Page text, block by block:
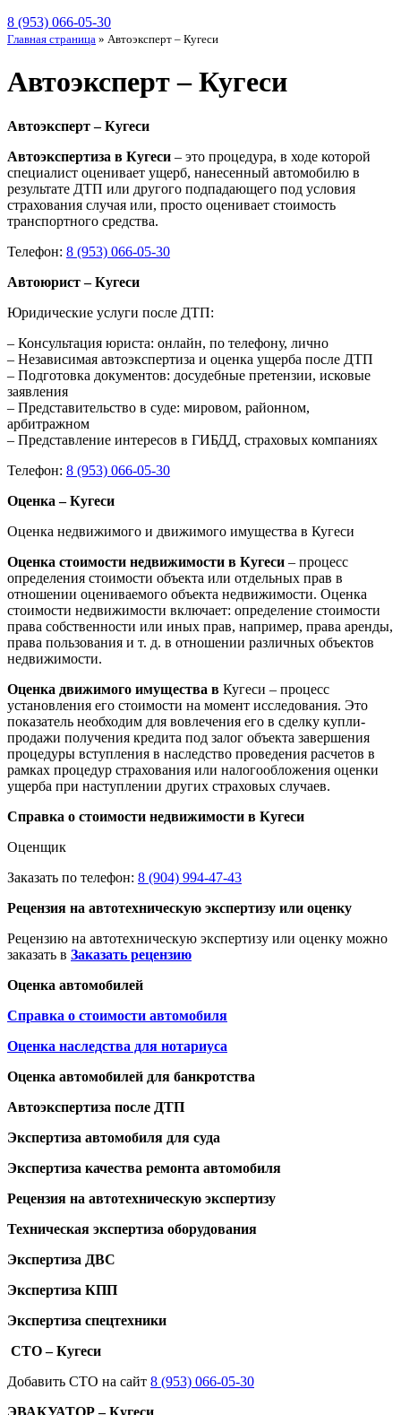
8 (953) 066-05-30
Главная страница » Автоэксперт – Кугеси
Автоэксперт – Кугеси
Автоэксперт – Кугеси
Автоэкспертиза в Кугеси – это процедура, в ходе которой
специалист оценивает ущерб, нанесенный автомобилю в
результате ДТП или другого подпадающего под условия
страхования случая или, просто оценивает стоимость
транспортного средства.
Телефон: 8 (953) 066-05-30
Автоюрист – Кугеси
Юридические услуги после ДТП:
– Консультация юриста: онлайн, по телефону, лично
– Независимая автоэкспертиза и оценка ущерба после ДТП
– Подготовка документов: досудебные претензии, исковые
заявления
– Представительство в суде: мировом, районном,
арбитражном
– Представление интересов в ГИБДД, страховых компаниях
Телефон: 8 (953) 066-05-30
Оценка – Кугеси
Оценка недвижимого и движимого имущества в Кугеси
Оценка стоимости недвижимости в Кугеси – процесс
определения стоимости объекта или отдельных прав в
отношении оцениваемого объекта недвижимости. Оценка
стоимости недвижимости включает: определение стоимости
права собственности или иных прав, например, права аренды,
права пользования и т. д. в отношении различных объектов
недвижимости.
Оценка движимого имущества в Кугеси – процесс
установления его стоимости на момент исследования. Это
показатель необходим для вовлечения его в сделку купли-
продажи получения кредита под залог объекта завершения
процедуры вступления в наследство проведения расчетов в
рамках процедур страхования или налогообложения оценки
ущерба при наступлении других страховых случаев.
Справка о стоимости недвижимости в Кугеси
Оценщик
Заказать по телефон: 8 (904) 994-47-43
Рецензия на автотехническую экспертизу или оценку
Рецензию на автотехническую экспертизу или оценку можно
заказать в Заказать рецензию
Оценка автомобилей
Справка о стоимости автомобиля
Оценка наследства для нотариуса
Оценка автомобилей для банкротства
Автоэкспертиза после ДТП
Экспертиза автомобиля для суда
Экспертиза качества ремонта автомобиля
Рецензия на автотехническую экспертизу
Техническая экспертиза оборудования
Экспертиза ДВС
Экспертиза КПП
Экспертиза спецтехники
СТО – Кугеси
Добавить СТО на сайт 8 (953) 066-05-30
ЭВАКУАТОР – Кугеси